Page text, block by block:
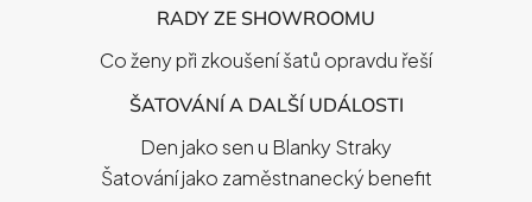
RADY ZE SHOWROOMU
Co ženy při zkoušení šatů opravdu řeší
ŠATOVÁNÍ A DALŠÍ UDÁLOSTI
Den jako sen u Blanky Straky
Šatování jako zaměstnanecký benefit